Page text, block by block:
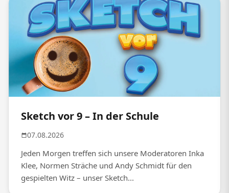
Sketch vor 9 – In der Schule
07.08.2026
Jeden Morgen treffen sich unsere Moderatoren Inka
Klee, Normen Sträche und Andy Schmidt für den
gespielten Witz – unser Sketch...